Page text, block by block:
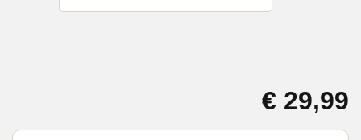
€ 29,99